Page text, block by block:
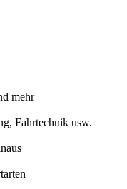
mehr
Fahrtechnik usw.